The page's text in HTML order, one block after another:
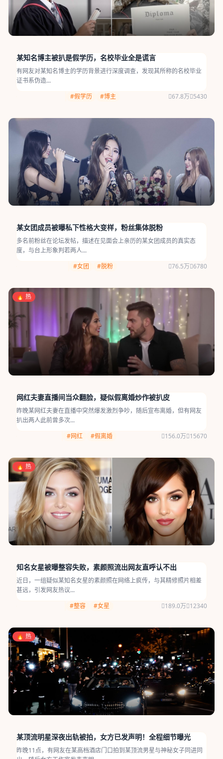
某知名博主被扒是假学历，名校毕业全是谎言
有网友对某知名博主的学历背景进行深度调查，发现其所称的名校毕业
证书系伪造...
#假学历
#博主 67.8万 5430
某女团成员被曝私下性格大变样，粉丝集体脱粉
多名前粉丝在论坛发帖，描述在见面会上亲历的某女团成员的真实态
度，与台上形象判若两人...
#女团
#脱粉 76.5万 6780
🔥 热
网红夫妻直播间当众翻脸，疑似假离婚炒作被扒皮
昨晚某网红夫妻在直播中突然爆发激烈争吵，随后宣布离婚，但有网友
扒出两人此前曾多次...
#网红
#假离婚 156.0万 15670
🔥 热
知名女星被曝整容失败，素颜照流出网友直呼认不出
近日，一组疑似某知名女星的素颜照在网络上疯传，与其精修照片相差
甚远，引发网友热议...
#整容
#女星 189.0万 12340
🔥 热
某顶流明星深夜出轨被拍，女方已发声明！全程细节曝光
昨晚11点，有网友在某高档酒店门口拍到某顶流男星与神秘女子同进同